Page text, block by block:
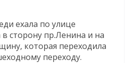
ехала по улице
сторону пр.Ленина и на
которая переходила
переходу.